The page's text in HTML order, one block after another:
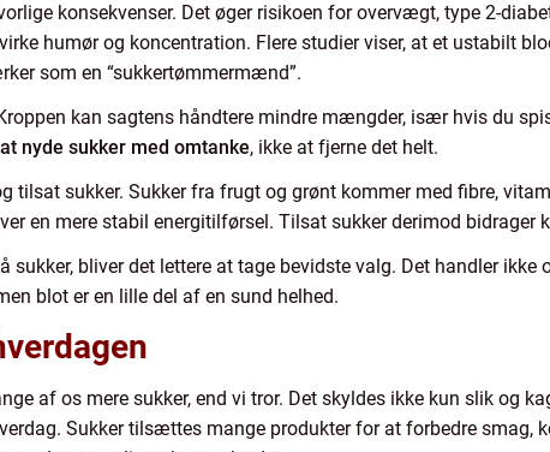
konsekvenser. Det øger risikoen for overvægt, type 2-
humør og koncentration. Flere studier viser, at et ustabilt
som en “sukkertømmermænd”.
kan sagtens håndtere mindre mængder, især hvis du
at nyde sukker med omtanke, ikke at fjerne det helt.
tilsat sukker. Sukker fra frugt og grønt kommer med fibre,
en mere stabil energitilførsel. Tilsat sukker derimod bidrager
sukker, bliver det lettere at tage bevidste valg. Det handler
blot er en lille del af en sund helhed.
af os mere sukker, end vi tror. Det skyldes ikke kun slik og
Sukker tilsættes mange produkter for at forbedre smag,